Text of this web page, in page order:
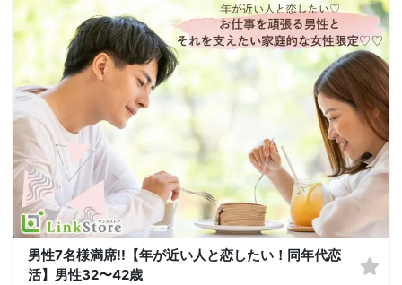
男性7名様満席!!【年が近い人と恋したい！同年代恋
活】男性32〜42歳